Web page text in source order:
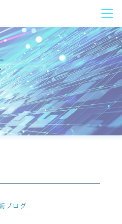
ブログ